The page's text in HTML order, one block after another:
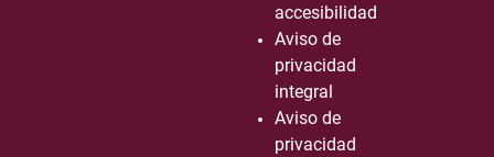
accesibilidad
Aviso de
privacidad
integral
Aviso de
privacidad